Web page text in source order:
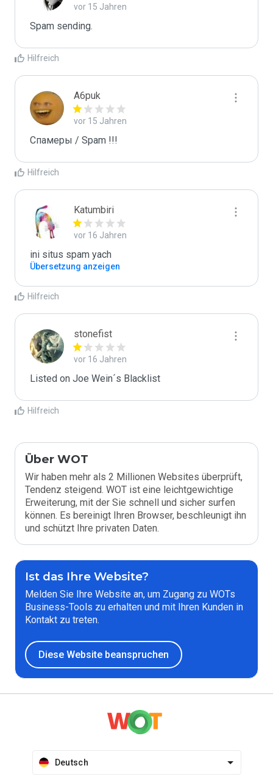
vor 15 Jahren
Spam sending.
Hilfreich
A6puk
vor 15 Jahren
Спамеры / Spam !!!
Hilfreich
Katumbiri
vor 16 Jahren
ini situs spam yach
Übersetzung anzeigen
Hilfreich
stonefist
vor 16 Jahren
Listed on Joe Wein´s Blacklist
Hilfreich
Über WOT
Wir haben mehr als 2 Millionen Websites überprüft,
Tendenz steigend. WOT ist eine leichtgewichtige
Erweiterung, mit der Sie schnell und sicher surfen
können. Es bereinigt Ihren Browser, beschleunigt ihn
und schützt Ihre privaten Daten.
Ist das Ihre Website?
Melden Sie Ihre Website an, um Zugang zu WOTs
Business-Tools zu erhalten und mit Ihren Kunden in
Kontakt zu treten.
Diese Website beanspruchen
Deutsch